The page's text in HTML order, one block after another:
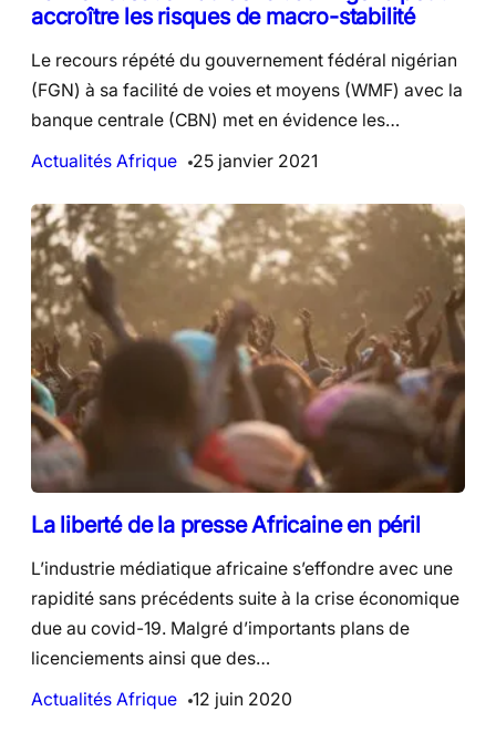
accroître les risques de macro-stabilité
Le recours répété du gouvernement fédéral nigérian
(FGN) à sa facilité de voies et moyens (WMF) avec la
banque centrale (CBN) met en évidence les…
Actualités Afrique
25 janvier 2021
La liberté de la presse Africaine en péril
L’industrie médiatique africaine s’effondre avec une
rapidité sans précédents suite à la crise économique
due au covid-19. Malgré d’importants plans de
licenciements ainsi que des…
Actualités Afrique
12 juin 2020